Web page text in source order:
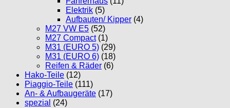
Elektrik (5)
Aufbauten/ Kipper (4)
M27 VW E5 (52)
M27 Compact (1)
M31 (EURO 5) (29)
M31 (EURO 6) (18)
Reifen & Räder (6)
Hako-Teile (12)
Piaggio-Teile (111)
An- & Aufbaugeräte (17)
spezial (24)